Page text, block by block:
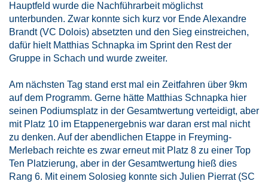
Hauptfeld wurde die Nachführarbeit möglichst
unterbunden. Zwar konnte sich kurz vor Ende Alexandre
Brandt (VC Dolois) absetzten und den Sieg einstreichen,
dafür hielt Matthias Schnapka im Sprint den Rest der
Gruppe in Schach und wurde zweiter.
Am nächsten Tag stand erst mal ein Zeitfahren über 9km
auf dem Programm. Gerne hätte Matthias Schnapka hier
seinen Podiumsplatz in der Gesamtwertung verteidigt, aber
mit Platz 10 im Etappenergebnis war daran erst mal nicht
zu denken. Auf der abendlichen Etappe in Freyming-
Merlebach reichte es zwar erneut mit Platz 8 zu einer Top
Ten Platzierung, aber in der Gesamtwertung hieß dies
Rang 6. Mit einem Solosieg konnte sich Julien Pierrat (SC